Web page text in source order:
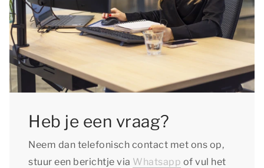
Heb je een vraag?
Neem dan telefonisch contact met ons op,
stuur een berichtje via Whatsapp of vul het